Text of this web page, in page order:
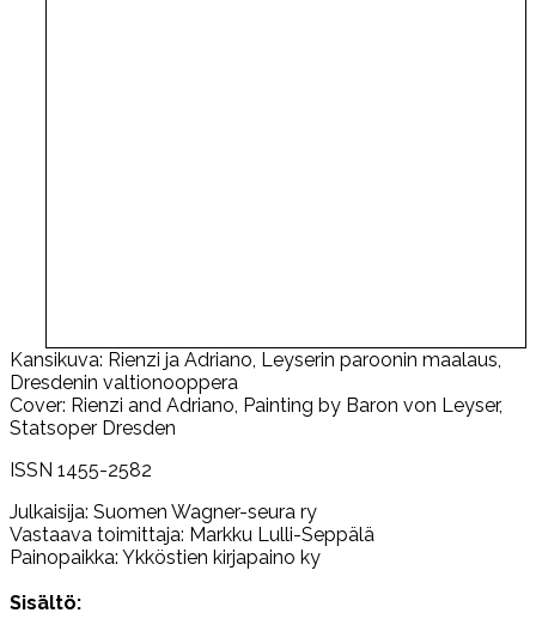
Kansikuva: Rienzi ja Adriano, Leyserin paroonin maalaus,
Dresdenin valtionooppera
Cover: Rienzi and Adriano, Painting by Baron von Leyser,
Statsoper Dresden
ISSN 1455-2582
Julkaisija: Suomen Wagner-seura ry
Vastaava toimittaja: Markku Lulli-Seppälä
Painopaikka: Ykköstien kirjapaino ky
Sisältö: